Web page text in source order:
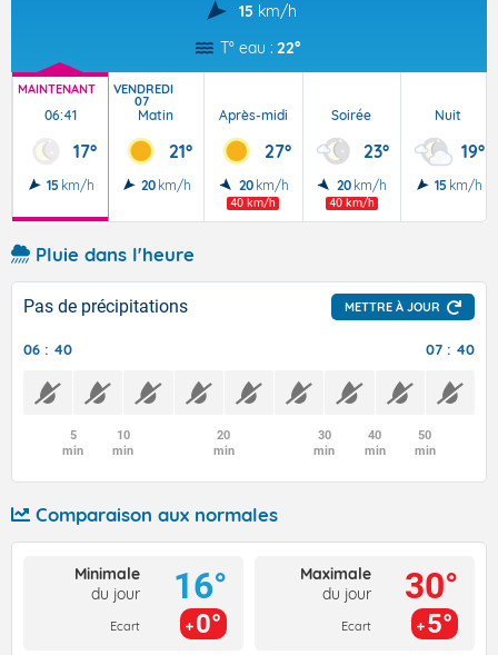
15 km/h
T° eau : 22°
MAINTENANT
06:41
17°
15 km/h
VENDREDI
07
Matin
21°
20 km/h
Après-midi
27°
20 km/h
40 km/h
Soirée
23°
20 km/h
40 km/h
Nuit
19°
15 km/h
Pluie dans l'heure
Pas de précipitations METTRE À JOUR
06 : 40 07 : 40
5
min
10
min
20
min
30
min
40
min
50
min
Comparaison aux normales
Minimale
du jour
Ecart
16°
0°
Maximale
du jour
Ecart
30°
5°